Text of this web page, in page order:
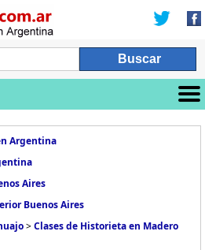
Argentina
Aires
Buenos Aires
>Clases de Historieta en Madero